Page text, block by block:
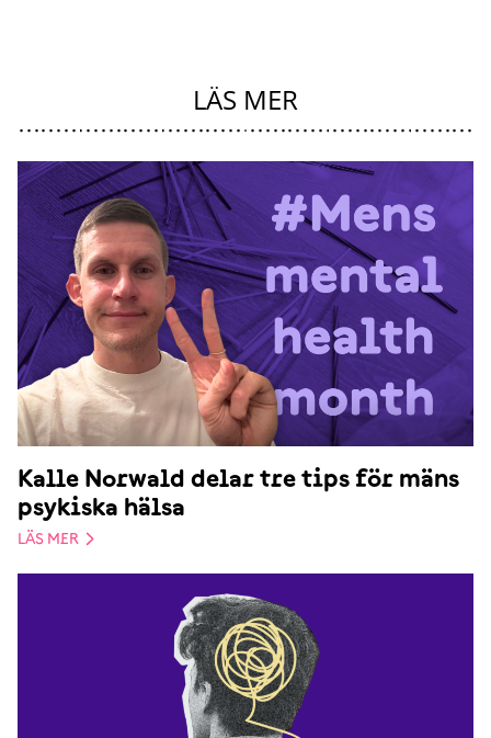
LÄS MER
Kalle Norwald delar tre tips för mäns
psykiska hälsa
LÄS MER